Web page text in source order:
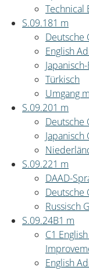
Technical
S.09.181 m
Deutsche
English
Türkisch
Umgang
S.09.201 m
Deutsche
Japanisch
S.09.221 m
DAAD-
Deutsche
Russisch
S.09.24B1 m
C1
English